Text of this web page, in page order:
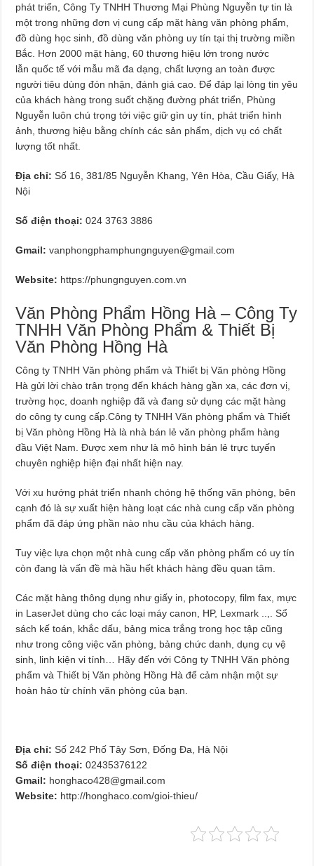
phát triển, Công Ty TNHH Thương Mại Phùng Nguyễn tự tin là
một trong những đơn vị cung cấp mặt hàng văn phòng phẩm,
đồ dùng học sinh, đồ dùng văn phòng uy tín tại thị trường miền
Bắc. Hơn 2000 mặt hàng, 60 thương hiệu lớn trong nước
lẫn quốc tế với mẫu mã đa dạng, chất lượng an toàn được
người tiêu dùng đón nhận, đánh giá cao. Để đáp lại lòng tin yêu
của khách hàng trong suốt chặng đường phát triển, Phùng
Nguyễn luôn chú trọng tới việc giữ gìn uy tín, phát triển hình
ảnh, thương hiệu bằng chính các sản phẩm, dịch vụ có chất
lượng tốt nhất.
Địa chỉ:Số 16, 381/85 Nguyễn Khang, Yên Hòa, Cầu Giấy, Hà
Nội
Số điện thoại:024 3763 3886
Gmail: vanphongphamphungnguyen@gmail.com
Website: https://phungnguyen.com.vn
Văn Phòng Phẩm Hồng Hà – Công Ty
TNHH Văn Phòng Phẩm & Thiết Bị
Văn Phòng Hồng Hà
Công ty TNHH Văn phòng phẩm và Thiết bị Văn phòng Hồng
Hà gửi lời chào trân trọng đến khách hàng gần xa, các đơn vị,
trường học, doanh nghiệp đã và đang sử dụng các mặt hàng
do công ty cung cấp.Công ty TNHH Văn phòng phẩm và Thiết
bị Văn phòng Hồng Hà là nhà bán lẻ văn phòng phẩm hàng
đầu Việt Nam. Được xem như là mô hình bán lẻ trực tuyến
chuyên nghiệp hiện đại nhất hiện nay.
Với xu hướng phát triển nhanh chóng hệ thống văn phòng, bên
cạnh đó là sự xuất hiện hàng loạt các nhà cung cấp văn phòng
phẩm đã đáp ứng phần nào nhu cầu của khách hàng.
Tuy việc lựa chọn một nhà cung cấp văn phòng phẩm có uy tín
còn đang là vấn đề mà hầu hết khách hàng đều quan tâm.
Các mặt hàng thông dụng như giấy in, photocopy, film fax, mực
in LaserJet dùng cho các loại máy canon, HP, Lexmark ..,. Sổ
sách kế toán, khắc dấu, bảng mica trắng trong học tập cũng
như trong công việc văn phòng, bảng chức danh, dụng cụ vệ
sinh, linh kiện vi tính… Hãy đến với Công ty TNHH Văn phòng
phẩm và Thiết bị Văn phòng Hồng Hà để cảm nhận một sự
hoàn hảo từ chính văn phòng của bạn.
Địa chỉ: Số 242 Phố Tây Sơn, Đống Đa, Hà Nội
Số điện thoại: 02435376122
Gmail: honghaco428@gmail.com
Website: http://honghaco.com/gioi-thieu/